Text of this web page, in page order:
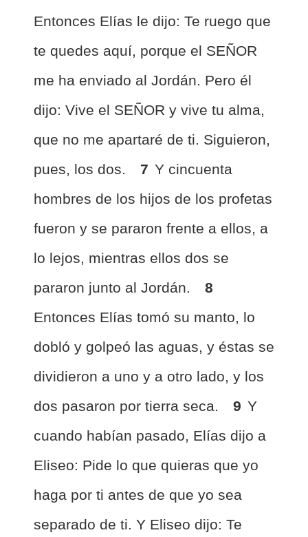
Entonces Elías le dijo: Te ruego que
te quedes aquí, porque el SEÑOR
me ha enviado al Jordán. Pero él
dijo: Vive el SEÑOR y vive tu alma,
que no me apartaré de ti. Siguieron,
pues, los dos.
7 Y cincuenta
hombres de los hijos de los profetas
fueron y se pararon frente a ellos, a
lo lejos, mientras ellos dos se
pararon junto al Jordán.
8
Entonces Elías tomó su manto, lo
dobló y golpeó las aguas, y éstas se
dividieron a uno y a otro lado, y los
dos pasaron por tierra seca.
9 Y
cuando habían pasado, Elías dijo a
Eliseo: Pide lo que quieras que yo
haga por ti antes de que yo sea
separado de ti. Y Eliseo dijo: Te